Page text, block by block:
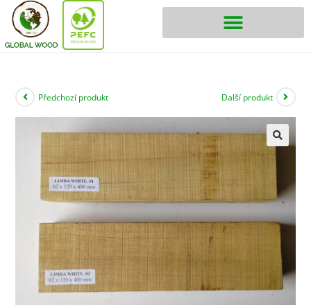
Předchozí produkt Další produkt